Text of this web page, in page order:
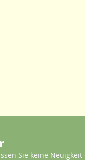
Sie keine